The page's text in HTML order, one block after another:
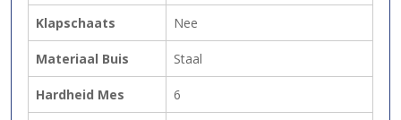
Klapschaats Nee
Materiaal Buis Staal
Hardheid Mes 6